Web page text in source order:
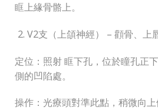
眶上緣骨骼上。
V2支（上頜神經） – 顴骨、上
定位：照射 眶下孔，位於瞳孔正
側的凹陷處。
操作：光療頭對準此點，稍微向上